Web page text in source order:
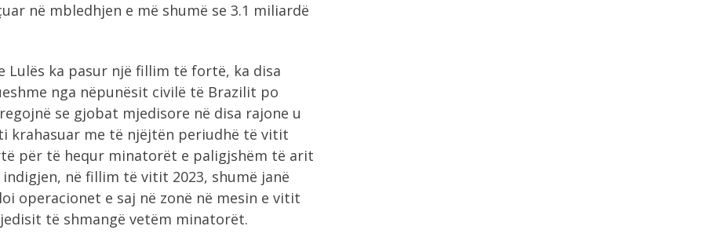
në mbledhjen e më shumë se 3.1 miliardë
ka pasur një fillim të fortë, ka disa
nga nëpunësit civilë të Brazilit po
se gjobat mjedisore në disa rajone u
krahasuar me të njëjtën periudhë të vitit
për të hequr minatorët e paligjshëm të arit
në fillim të vitit 2023, shumë janë
operacionet e saj në zonë në mesin e vitit
të shmangë vetëm minatorët.